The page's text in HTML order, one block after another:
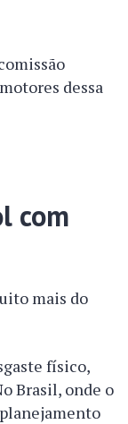
dessa
com
mais do
físico,
Brasil, onde o